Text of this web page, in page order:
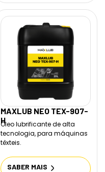
MAXLUB NEO TEX-907-
H
Óleo lubrificante de alta
tecnologia, para máquinas
têxteis.
SABER MAIS